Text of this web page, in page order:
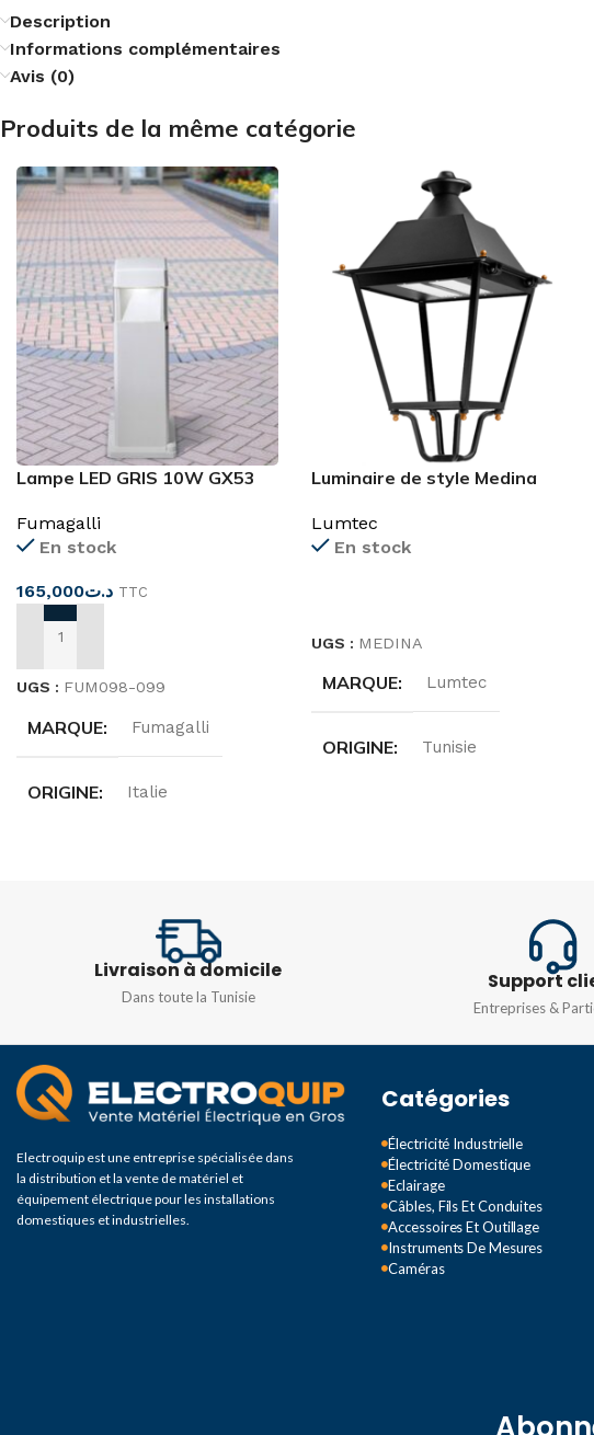
Description
Informations complémentaires
Avis (0)
Produits de la même catégorie
Lampe LED GRIS 10W GX53
Fumagalli
En stock
د.ت165,000 TTC
AJOUTER AU PANIER
UGS : FUM098-099
MARQUE Fumagalli
ORIGINE Italie
MATIÈRE Résine PMMA
LARGEUR 126MM
HAUTEUR
165/500/800MM
LONGUEURS 126MM
Luminaire de style Medina
Lumtec
En stock
UGS : MEDINA
MARQUE Lumtec
ORIGINE Tunisie
TENSION 100 – 305 V
FRÉQUENCE 50/60HZ
Livraison à domicile
Dans toute la Tunisie
Support
Entreprises &
Electroquip est une entreprise spécialisée dans
la distribution et la vente de matériel et
équipement électrique pour les installations
domestiques et industrielles.
Catégories
Électricité Industrielle
Électricité Domestique
Eclairage
Câbles, Fils Et Conduites
Accessoires Et Outillage
Instruments De Mesures
Caméras